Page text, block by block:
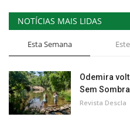
NOTÍCIAS MAIS LIDAS
Esta Semana
Odemira
Sem Sombra
Revista Descla